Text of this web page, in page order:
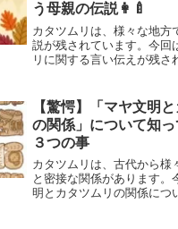
う母親の伝説👩‍🍼
カタツムリは、様々な地方
説が残されています。今回
リに関する言い伝えが残さ
【驚愕】「マヤ文明
の関係」について知
３つの事
カタツムリは、古代から様
と密接な関係があります。
明とカタツムリの関係につ